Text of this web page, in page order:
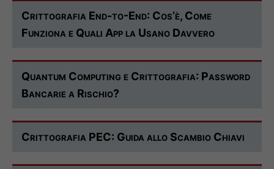
Crittografia End-to-End: Cos’è, Come
Funziona e Quali App la Usano Davvero
Quantum Computing e Crittografia: Password
Bancarie a Rischio?
Crittografia PEC: Guida allo Scambio Chiavi